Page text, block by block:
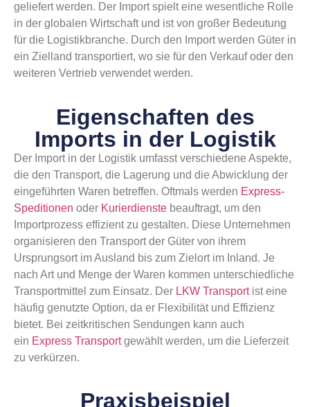
geliefert werden. Der Import spielt eine wesentliche Rolle
in der globalen Wirtschaft und ist von großer Bedeutung
für die Logistikbranche. Durch den Import werden Güter in
ein Zielland transportiert, wo sie für den Verkauf oder den
weiteren Vertrieb verwendet werden.
Eigenschaften des
Imports in der Logistik
Der Import in der Logistik umfasst verschiedene Aspekte,
die den Transport, die Lagerung und die Abwicklung der
eingeführten Waren betreffen. Oftmals werden Express-
Speditionen oder Kurierdienste beauftragt, um den
Importprozess effizient zu gestalten. Diese Unternehmen
organisieren den Transport der Güter von ihrem
Ursprungsort im Ausland bis zum Zielort im Inland. Je
nach Art und Menge der Waren kommen unterschiedliche
Transportmittel zum Einsatz. Der LKW Transportist eine
häufig genutzte Option, da er Flexibilität und Effizienz
bietet. Bei zeitkritischen Sendungen kann auch
ein Express Transportgewählt werden, um die Lieferzeit
zu verkürzen.
Praxisbeispiel